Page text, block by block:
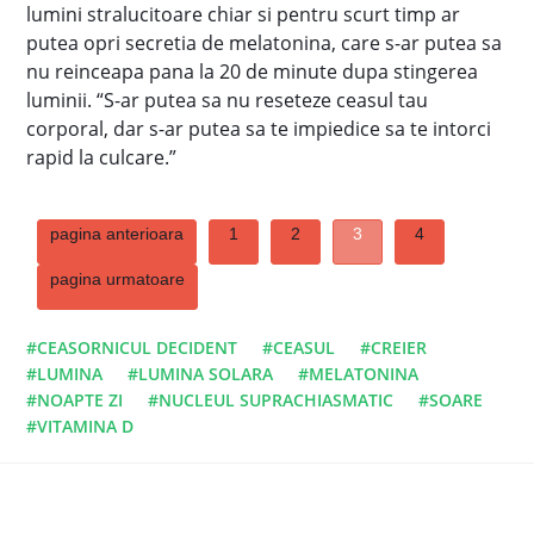
lumini stralucitoare chiar si pentru scurt timp ar
putea opri secretia de melatonina, care s-ar putea sa
nu reinceapa pana la 20 de minute dupa stingerea
luminii. “S-ar putea sa nu reseteze ceasul tau
corporal, dar s-ar putea sa te impiedice sa te intorci
rapid la culcare.”
pagina anterioara 1 2 3 4
pagina urmatoare
#CEASORNICUL DECIDENT #CEASUL
#CREIER
#LUMINA
#LUMINA SOLARA
#MELATONINA
#NOAPTE ZI
#NUCLEUL SUPRACHIASMATIC
#SOARE
#VITAMINA D